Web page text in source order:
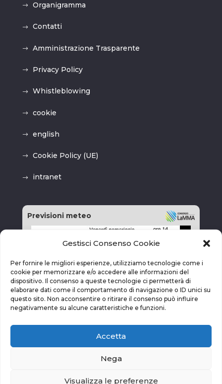
Gestisci Consenso Cookie
Per fornire le migliori esperienze, utilizziamo tecnologie come i
cookie per memorizzare e/o accedere alle informazioni del
dispositivo. Il consenso a queste tecnologie ci permetterà di
elaborare dati come il comportamento di navigazione o ID unici su
questo sito. Non acconsentire o ritirare il consenso può influire
negativamente su alcune caratteristiche e funzioni.
Accetta
Nega
Visualizza le preferenze
Organigramma
Contatti
Amministrazione Trasparente
Privacy Policy
Whistleblowing
cookie
english
Cookie Policy (UE)
intranet
Previsioni meteo